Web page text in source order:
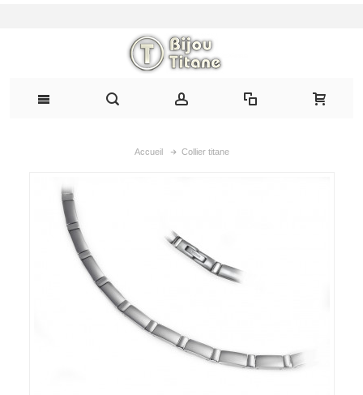
Accueil Collier titane